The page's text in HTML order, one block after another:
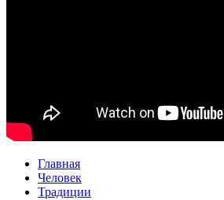
Главная
Человек
Традиции